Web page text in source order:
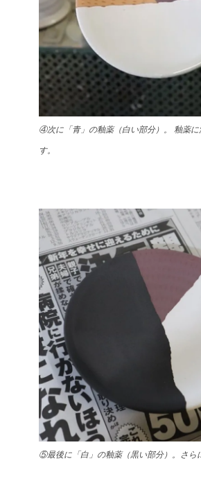
④次に「青」の釉薬（白い部分）。 釉薬に
す。
⑤最後に「白」の釉薬（黒い部分）。さら